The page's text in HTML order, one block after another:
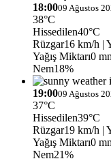
18:0009 Ağustos
38°C
Hissedilen40°C
Rüzgar16 km/h |
Yağış Miktarı0
Nem18%
19:0009 Ağustos
37°C
Hissedilen39°C
Rüzgar19 km/h |
Yağış Miktarı0
Nem21%